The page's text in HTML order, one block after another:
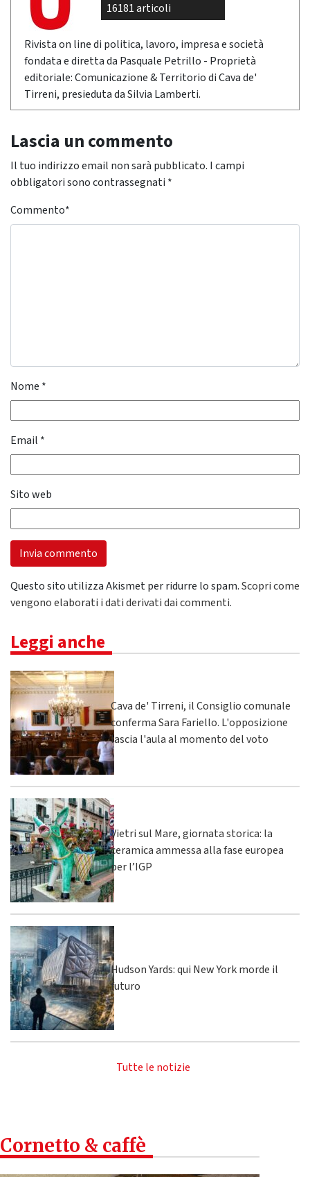
16181 articoli
Rivista on line di politica, lavoro, impresa e società
fondata e diretta da Pasquale Petrillo - Proprietà
editoriale: Comunicazione & Territorio di Cava de'
Tirreni, presieduta da Silvia Lamberti.
Lascia un commento
Il tuo indirizzo email non sarà pubblicato. I campi
obbligatori sono contrassegnati *
Commento*
Nome *
Email *
Sito web
Questo sito utilizza Akismet per ridurre lo spam.Scopri come
vengono elaborati i dati derivati dai commenti.
Leggi anche
Cava de' Tirreni, il Consiglio comunale
conferma Sara Fariello. L'opposizione
lascia l'aula al momento del voto
Vietri sul Mare, giornata storica: la
ceramica ammessa alla fase europea
per l’IGP
Hudson Yards: qui New York morde il
futuro
Tutte le notizie
Cornetto & caffè